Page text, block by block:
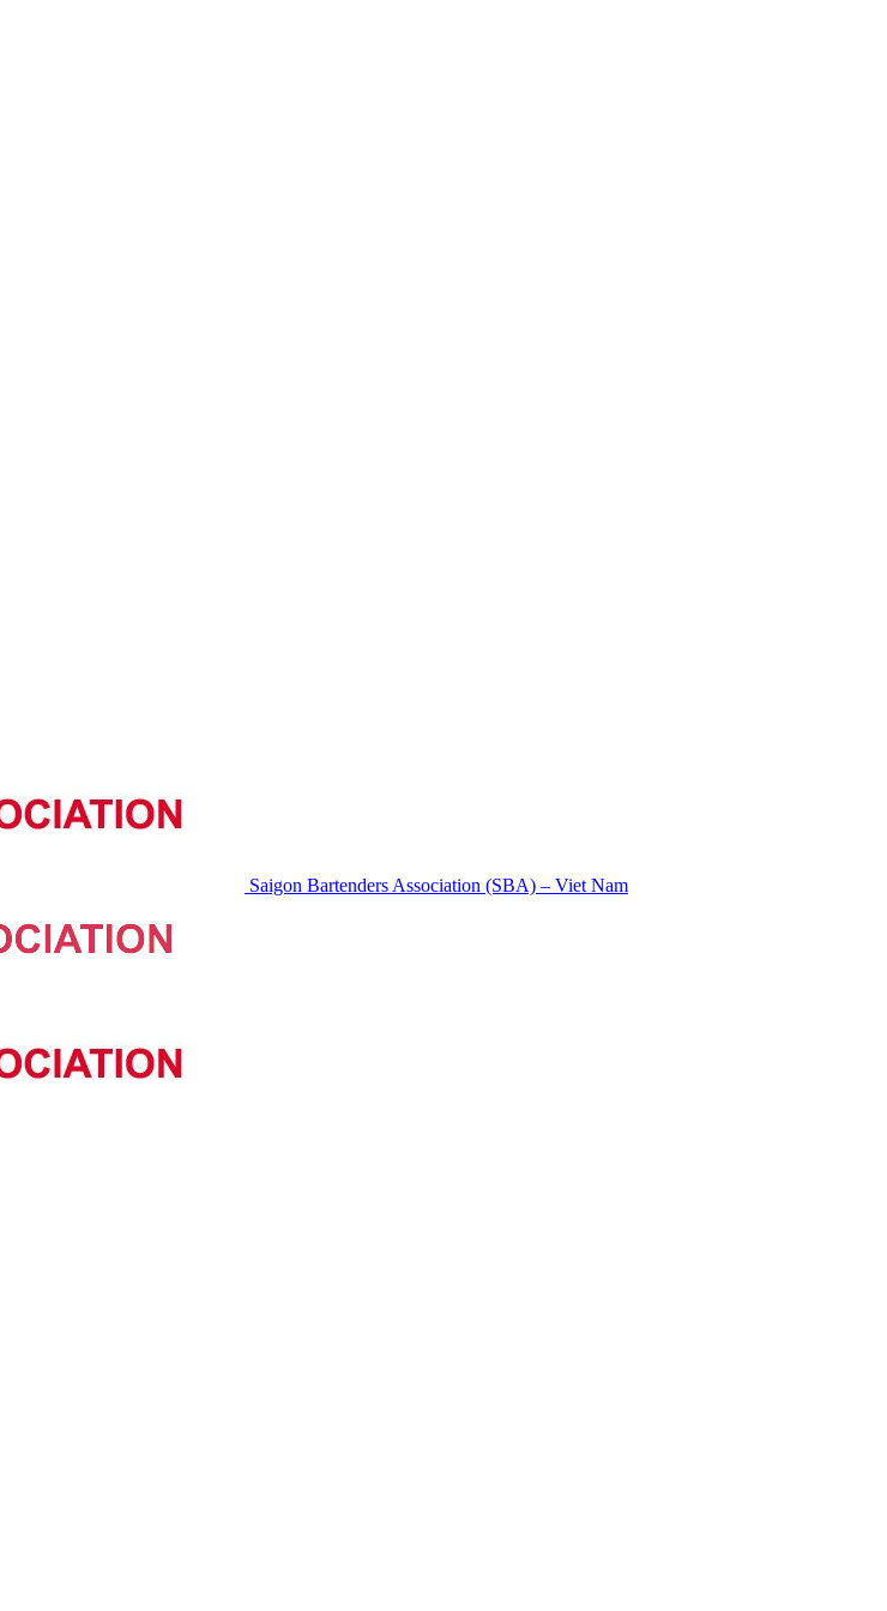
Saigon Bartenders Association (SBA) – Viet Nam